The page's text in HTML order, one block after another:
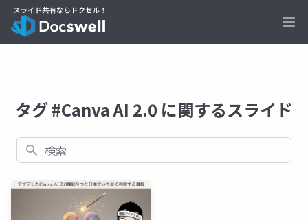
タグ #Canva AI 2.0 に関するスライド
検索